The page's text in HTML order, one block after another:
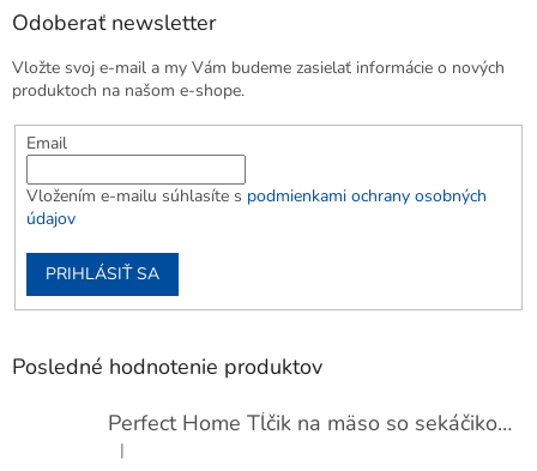
Odoberať newsletter
Vložte svoj e-mail a my Vám budeme zasielať informácie o nových
produktoch na našom e-shope.
Email
Vložením e-mailu súhlasíte s podmienkami ochrany osobných
údajov
PRIHLÁSIŤ SA
Posledné hodnotenie produktov
Perfect Home Tĺčik na mäso so sekáčikom, 56893
Hodnotenie produktu je 5 z 5 hviezdičiek.
|